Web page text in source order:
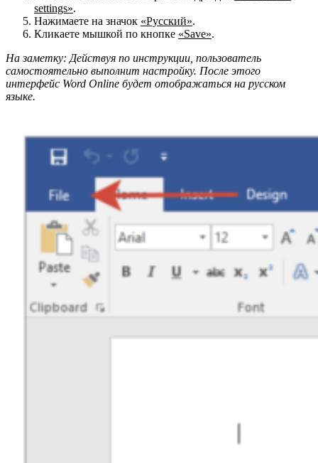
settings».
Нажимаете на значок «Русский».
Кликаете мышкой по кнопке «Save».
На заметку: Действуя по инструкции, пользователь
самостоятельно выполнит настройку. После этого
интерфейс Word Online будет отображаться на русском
языке.